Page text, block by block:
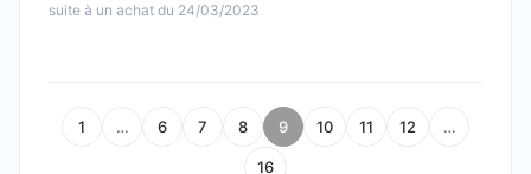
suite à un achat du 24/03/2023
1 … 6 7 8 9 10 11 12 …
16